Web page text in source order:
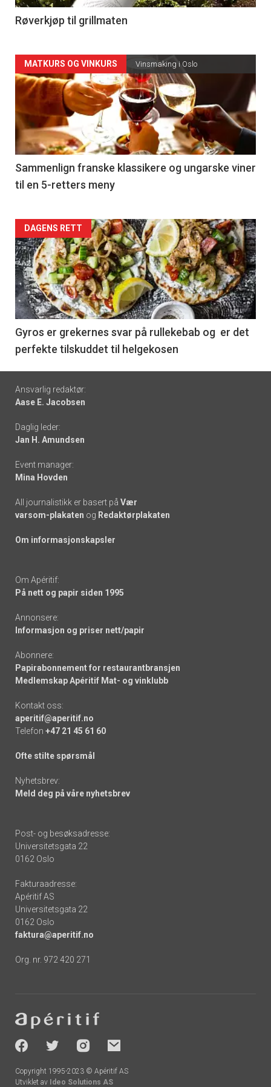
4
Røverkjøp til grillmaten
Forsiden
akkurat
nå
-
5
MATKURS OG VINKURS Vinsmaking i Oslo
Sammenlign franske klassikere og ungarske viner
til en 5-retters meny
Forsiden
akkurat
nå
-
6
DAGENS RETT
Gyros er grekernes svar på rullekebab og er det
perfekte tilskuddet til helgekosen
Footer
-
links
Ansvarlig redaktør:
Aase E. Jacobsen
Daglig leder:
Jan H. Amundsen
Event manager:
Mina Hovden
All journalistikk er basert på Vær
varsom-plakaten og Redaktørplakaten
Om informasjonskapsler
Om Apéritif:
På nett og papir siden 1995
Annonsere:
Informasjon og priser nett/papir
Abonnere:
Papirabonnement for restaurantbransjen
Medlemskap Apéritif Mat- og vinklubb
Kontakt oss:
aperitif@aperitif.no
Telefon +47 21 45 61 60
Ofte stilte spørsmål
Nyhetsbrev:
Meld deg på våre nyhetsbrev
Post- og besøksadresse:
Universitetsgata 22
0162 Oslo
Fakturaadresse:
Apéritif AS
Universitetsgata 22
0162 Oslo
faktura@aperitif.no
Org. nr. 972 420 271
-
socials
Copyright 1995-2023 © Apéritif AS
Utviklet av Ideo Solutions AS